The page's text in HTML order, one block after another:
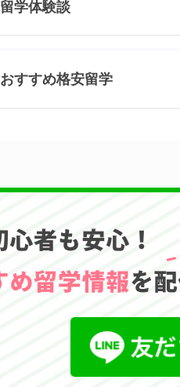
留学体験談
おすすめ格安留学